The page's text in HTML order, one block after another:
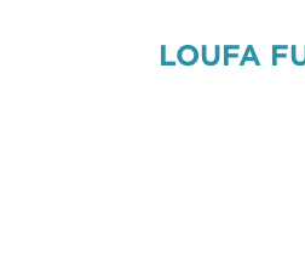
LOUFA